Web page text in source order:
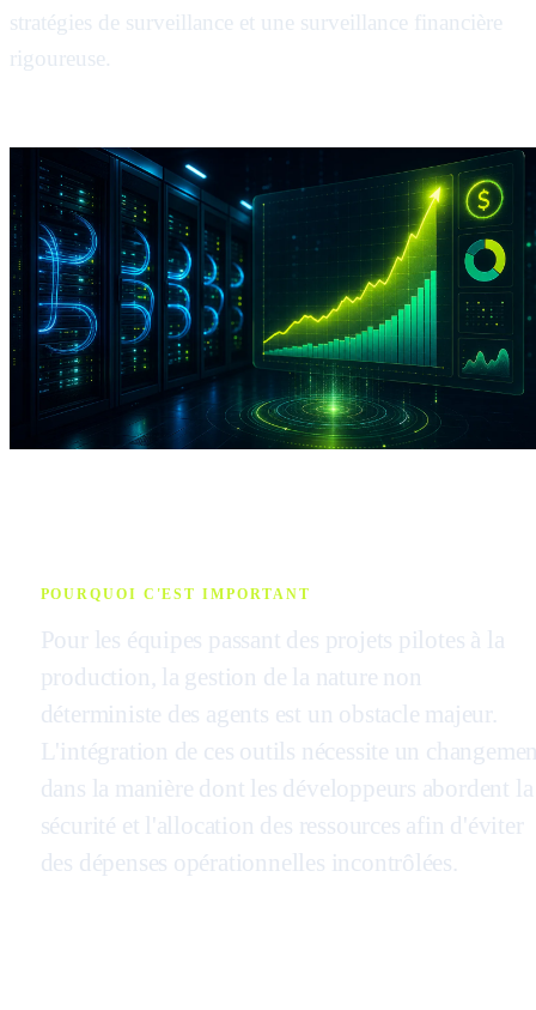
stratégies de surveillance et une surveillance financière
rigoureuse.
POURQUOI C'EST IMPORTANT
Pour les équipes passant des projets pilotes à la
production, la gestion de la nature non
déterministe des agents est un obstacle majeur.
L'intégration de ces outils nécessite un
dans la manière dont les développeurs abordent la
sécurité et l'allocation des ressources afin d'éviter
des dépenses opérationnelles incontrôlées.